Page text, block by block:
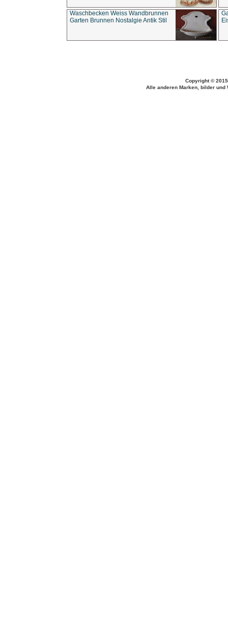
Waschbecken Weiss Wandbrunnen
Garten Brunnen Nostalgie Antik Stil
Copyright ©
Alle anderen Marken, bilder und